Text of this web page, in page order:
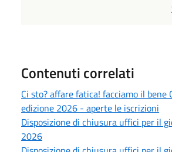
Contenuti correlati
Ci sto? affare fatica! facciamo il bene
edizione 2026 - aperte le iscrizioni
Disposizione di chiusura uffici per il
2026